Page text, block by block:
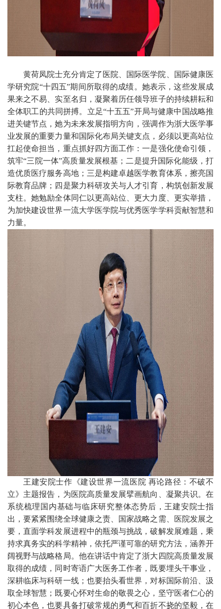
黄荷凤院士充分肯定了医院、国际医学院、国际健康医
学研究院“十四五”期间所取得的成绩。她表示，这些发展成
果来之不易、实至名归，凝聚着历任领导班子的持续耕耘和
全体职工的共同拼搏。立足“十五五”开局与健康中国战略推
进关键节点，她为未来发展指明方向，强调作为浙大医学事
业发展的重要力量和国际化布局关键支点，必须以更高站位
扛起使命担当，重点抓好四方面工作：一是强化使命引领，
筑牢“三院一体”高质量发展根基；二是提升国际化能级，打
造优质医疗服务高地；三是构建卓越医学教育体系，擦亮国
际教育品牌；四是聚力科研攻关与人才引育，构筑创新发展
支柱。她勉励全体同仁以更高站位、更大力度、更实举措，
为加快建设世界一流大学医学院与优秀医学学科贡献智慧和
力量。
王建安院士作《建设世界一流医院 再论路径：不破不
立》主题报告，为医院高质量发展擘画航向、凝聚共识。在
系统梳理国内基础与临床研究整体态势后，王建安院士指
出，要紧紧围绕全球健康之责、国家战略之需、医院发展之
要，直面学科发展进程中的瓶颈与挑战，破解发展难题，秉
持求真务实的科学精神，依托严谨可靠的研究方法，涵养开
阔视野与战略格局。他在讲话中肯定了浙大四院高质量发展
取得的成绩，同时寄语广大医务工作者，既要埋头干事业，
深耕临床与科研一线；也要抬头看世界，对标国际前沿、汲
取全球智慧；既要心怀对生命的敬畏之心，坚守医者仁心的
初心本色，也要具备打破常规的勇气和百折不挠的坚毅，在